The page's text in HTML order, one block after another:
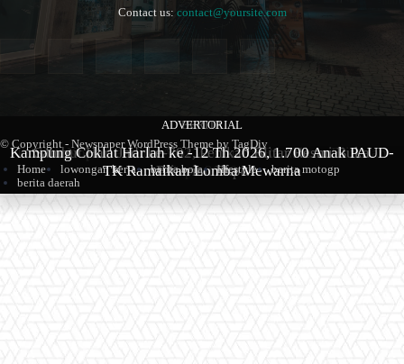
BERITA
Produk Kopi Premium Asal Wonodadi Ramaikan Blitarian
Expo 2026
BERITA
Sambut Hari Jadi ke-702, Pemkab Blitar Resmi Buka
Blitarian Expo
ADVERTORIAL
Kampung Coklat Harlah ke -12 Th 2026, 1.700 Anak PAUD-
TK Ramaikan Lomba Mewarna
Contact us: contact@yoursite.com
© Copyright - Newspaper WordPress Theme by TagDiv
Home
lowongan kerja berita bola lifestyle
berita motogp
berita daerah